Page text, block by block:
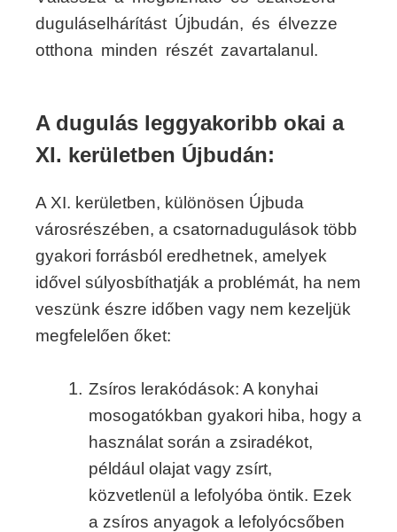
duguláselhárítást Újbudán, és élvezze
otthona minden részét zavartalanul.
A dugulás leggyakoribb okai a
XI. kerületben Újbudán:
A XI. kerületben, különösen Újbuda
városrészében, a csatornadugulások több
gyakori forrásból eredhetnek, amelyek
idővel súlyosbíthatják a problémát, ha nem
veszünk észre időben vagy nem kezeljük
megfelelően őket:
Zsíros lerakódások: A konyhai
mosogatókban gyakori hiba, hogy a
használat során a zsiradékot,
például olajat vagy zsírt,
közvetlenül a lefolyóba öntik. Ezek
a zsíros anyagok a lefolyócsőben